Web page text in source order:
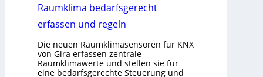
a
t
o
n
m
Raumklima bedarfsgerecht
erfassen und regeln
Die neuen Raumklimasensoren für KNX
von Gira erfassen zentrale
Raumklimawerte und stellen sie für
eine bedarfsgerechte Steuerung und